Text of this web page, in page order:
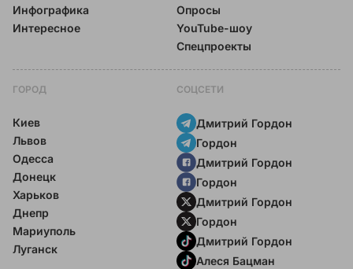
Инфографика
Интересное
Опросы
YouTube-шоу
Спецпроекты
ГОРОД
Киев
Львов
Одесса
Донецк
Харьков
Днепр
Мариуполь
Луганск
СОЦСЕТИ
Дмитрий Гордон
Гордон
Дмитрий Гордон
Гордон
Дмитрий Гордон
Гордон
Дмитрий Гордон
Алеся Бацман